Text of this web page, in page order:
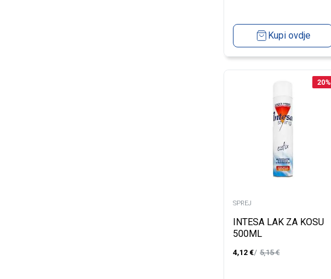
Kupi ovdje
20%
SPREJ
INTESA LAK ZA KOSU
500ML
4,12 € 5,15€